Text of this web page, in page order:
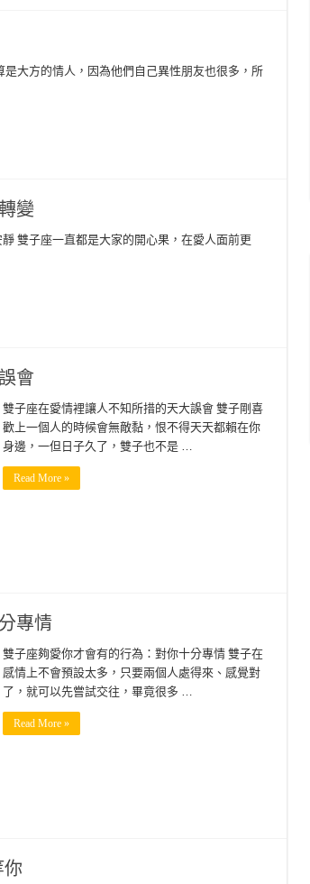
是大方的情人，因為他們自己異性朋友也很多，所
變
雙子座一直都是大家的開心果，在愛人面前更
會
雙子座在愛情裡讓人不知所措的天大誤會 雙子剛喜
歡上一個人的時候會無敵黏，恨不得天天都賴在你
身邊，一但日子久了，雙子也不是 …
Read More »
專情
雙子座夠愛你才會有的行為：對你十分專情 雙子在
感情上不會預設太多，只要兩個人處得來、感覺對
了，就可以先嘗試交往，畢竟很多 …
Read More »